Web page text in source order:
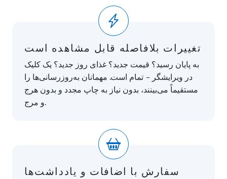
تغییرات بلافاصله قابل مشاهده است
به پایان رسید؟ قیمت جدید؟ غذای روز جدید؟ یک کلیک
در ویرایشگر – تمام است. مهمانان به‌روزرسانی‌ها را
مستقیماً می‌بینند، بدون نیاز به چاپ مجدد و بدون هرج
و مرج.
سفارش با اضافات و یادداشت‌ها